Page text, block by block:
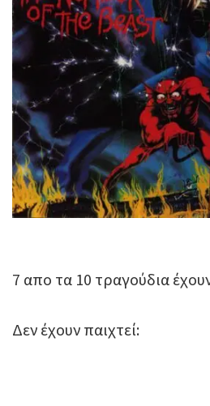
7 απο τα 10 τραγούδια
Δεν έχουν παιχτεί: